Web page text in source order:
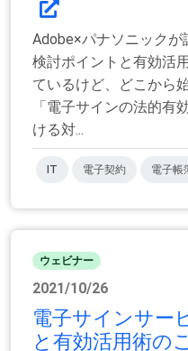
Adobe×パナソニック
検討ポイントと有効活
ているけど、どこから
「電子サインの法的有
ける対...
IT 電子契約 電子帳
ウェビナー
2021/10/26
電子サインサー
と有効活用術の